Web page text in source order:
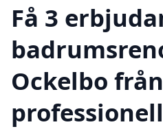
Få 3
Ockelbo från